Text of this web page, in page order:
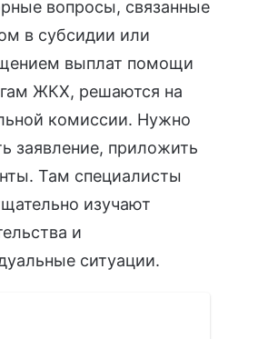
вопросы, связанные
в субсидии или
выплат помощи
ЖКХ, решаются на
комиссии. Нужно
заявление, приложить
Там специалисты
изучают
и
ситуации.